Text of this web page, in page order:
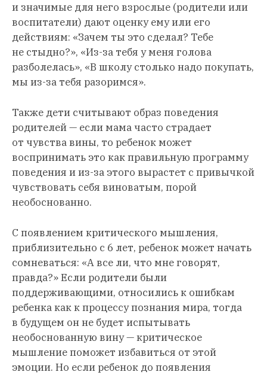
и значимые для него взрослые (родители или
воспитатели) дают оценку ему или его
действиям: «Зачем ты это сделал? Тебе
не стыдно?», «Из-за тебя у меня голова
разболелась», «В школу столько надо покупать,
мы из-за тебя разоримся».
Также дети считывают образ поведения
родителей — если мама часто страдает
от чувства вины, то ребенок может
воспринимать это как правильную программу
поведения и из-за этого вырастет с привычкой
чувствовать себя виноватым, порой
необоснованно.
С появлением критического мышления,
приблизительно с 6 лет, ребенок может начать
сомневаться: «А все ли, что мне говорят,
правда?» Если родители были
поддерживающими, относились к ошибкам
ребенка как к процессу познания мира, тогда
в будущем он не будет испытывать
необоснованную вину — критическое
мышление поможет избавиться от этой
эмоции. Но если ребенок до появления